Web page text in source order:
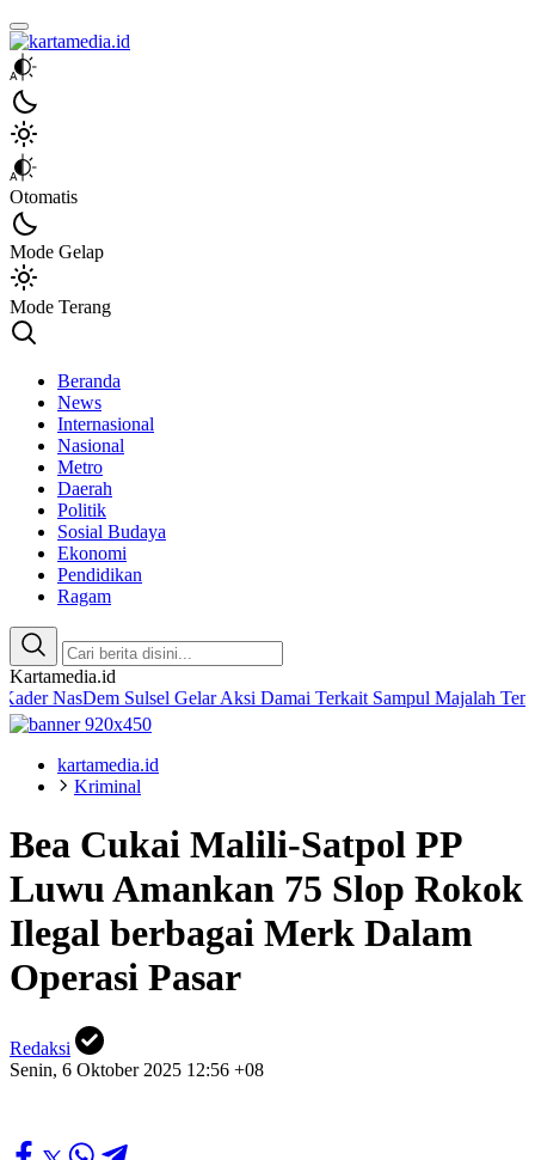
kartamedia.id
Jujur Mengabari
Otomatis
Mode Gelap
Mode Terang
Beranda
News
Internasional
Nasional
Metro
Daerah
Politik
Sosial Budaya
Ekonomi
Pendidikan
Ragam
Kartamedia.id
Sulsel Gelar Aksi Damai Terkait Sampul Majalah Tempo
kartamedia.id
Kriminal
Bea Cukai Malili-Satpol PP
Luwu Amankan 75 Slop Rokok
Ilegal berbagai Merk Dalam
Operasi Pasar
Redaksi
Senin, 6 Oktober 2025 12:56 +08